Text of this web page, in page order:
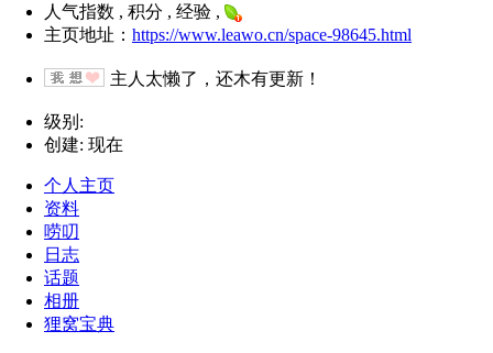
人气指数 , 积分 , 经验 ,
主页地址： https://www.leawo.cn/space-98645.html
主人太懒了，还木有更新！
级别:
创建: 现在
个人主页
资料
唠叨
日志
话题
相册
狸窝宝典